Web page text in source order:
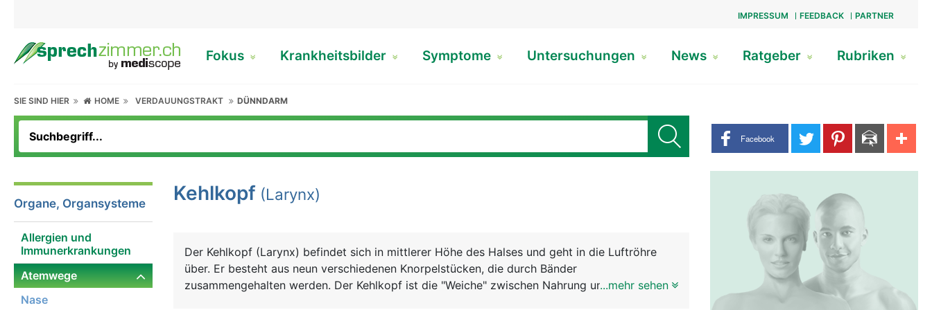
IMPRESSUM FEEDBACK PARTNER
Fokus Krankheitsbilder Symptome Untersuchungen News Ratgeber Rubriken
SIE SIND HIER HOME VERDAUUNGSTRAKT DÜNNDARM
Share buttons
Facebook
Organe, Organsysteme
Allergien und
Immunerkrankungen
Atemwege
Nase
Kehlkopf (Larynx)
Der Kehlkopf (Larynx) befindet sich in mittlerer Höhe des Halses und geht in die Luftröhre
über. Er besteht aus neun verschiedenen Knorpelstücken, die durch Bänder
zusammengehalten werden. Der Kehlkopf ist die "Weiche" zwischen Nahrung und Luft. An der
...mehr sehen